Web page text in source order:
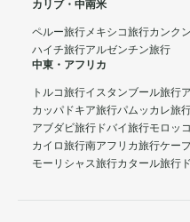
カリブ・中南米
ペルー旅行メキシコ旅行カンク
ハイチ旅行アルゼンチン旅行
中東・アフリカ
トルコ旅行イスタンブール旅行
カッパドキア旅行パムッカレ旅
アブダビ旅行 ドバイ旅行モロッ
カイロ旅行南アフリカ旅行ケー
モーリシャス旅行カタール旅行